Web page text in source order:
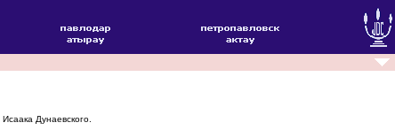
Дунаевского.